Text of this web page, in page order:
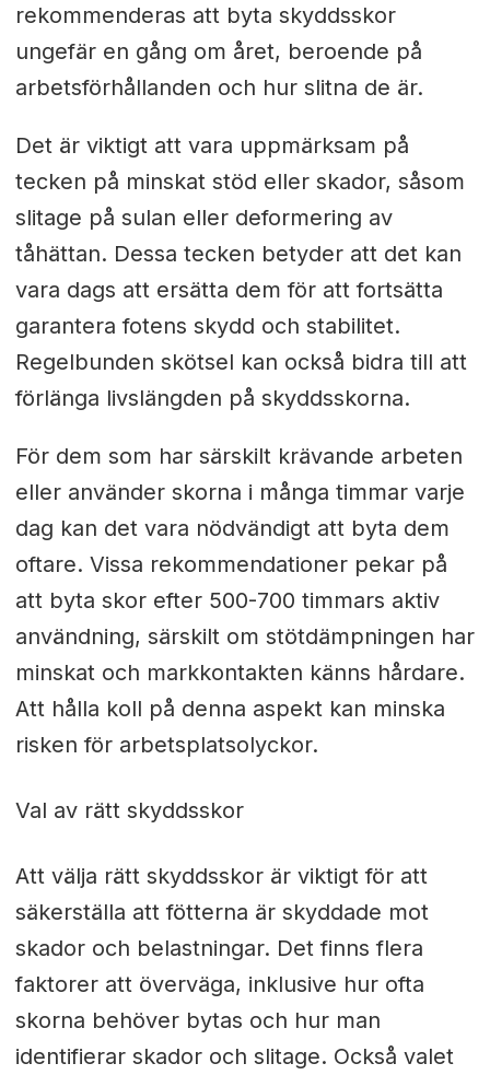
rekommenderas att byta skyddsskor
ungefär en gång om året, beroende på
arbetsförhållanden och hur slitna de är.
Det är viktigt att vara uppmärksam på
tecken på minskat stöd eller skador, såsom
slitage på sulan eller deformering av
tåhättan. Dessa tecken betyder att det kan
vara dags att ersätta dem för att fortsätta
garantera fotens skydd och stabilitet.
Regelbunden skötsel kan också bidra till att
förlänga livslängden på skyddsskorna.
För dem som har särskilt krävande arbeten
eller använder skorna i många timmar varje
dag kan det vara nödvändigt att byta dem
oftare. Vissa rekommendationer pekar på
att byta skor efter 500-700 timmars aktiv
användning, särskilt om stötdämpningen har
minskat och markkontakten känns hårdare.
Att hålla koll på denna aspekt kan minska
risken för arbetsplatsolyckor.
Val av rätt skyddsskor
Att välja rätt skyddsskor är viktigt för att
säkerställa att fötterna är skyddade mot
skador och belastningar. Det finns flera
faktorer att överväga, inklusive hur ofta
skorna behöver bytas och hur man
identifierar skador och slitage. Också valet